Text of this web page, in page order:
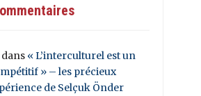
dans « L’interculturel est un
» – les précieux
de Selçuk Önder